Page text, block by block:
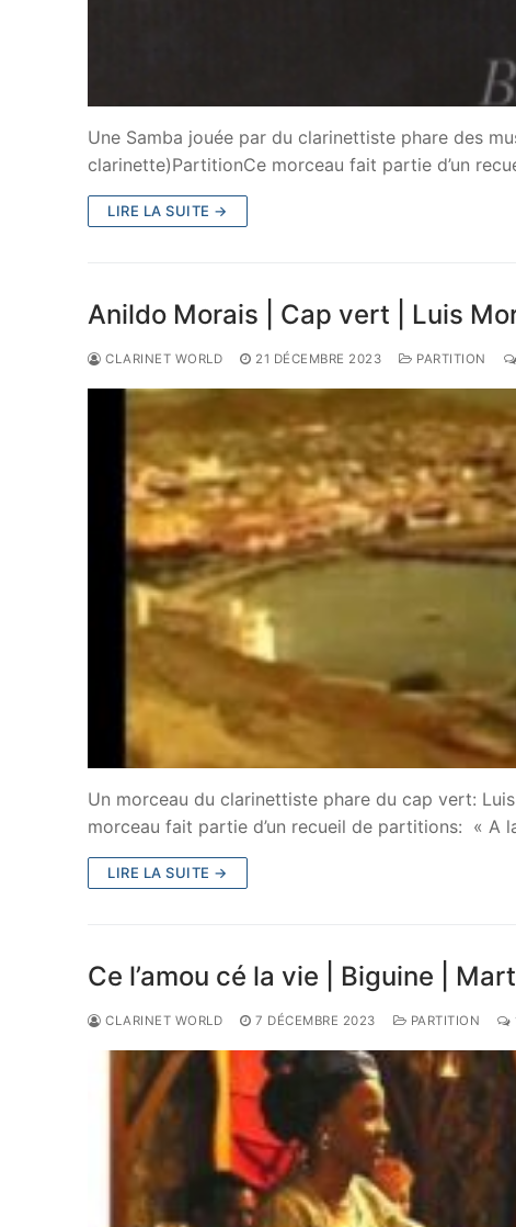
Une Samba jouée par du clarinettiste phare des
clarinette)PartitionCe morceau fait partie d’un
LIRE LA SUITE →
Anildo Morais | Cap vert | Luis
CLARINET WORLD 21 DÉCEMBRE 2023 PARTITION
Un morceau du clarinettiste phare du cap vert:
morceau fait partie d’un recueil de partitions: « A
LIRE LA SUITE →
Ce l’amou cé la vie | Biguine |
CLARINET WORLD 7 DÉCEMBRE 2023 PARTITION